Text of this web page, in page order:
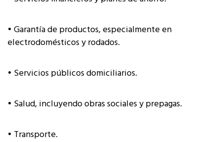
• Garantía de productos, especialmente en
electrodomésticos y rodados.
• Servicios públicos domiciliarios.
• Salud, incluyendo obras sociales y prepagas.
• Transporte.